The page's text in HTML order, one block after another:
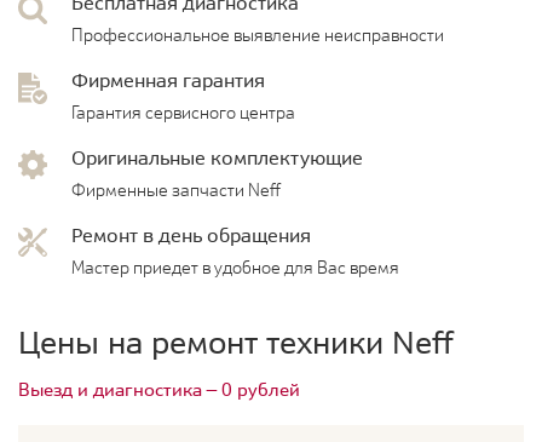
Профессиональное выявление неисправности
Фирменная гарантия
Гарантия сервисного центра
Оригинальные комплектующие
Фирменные запчасти Neff
Ремонт в день обращения
Мастер приедет в удобное для Вас время
Цены на ремонт техники Neff
Выезд и диагностика — 0 рублей